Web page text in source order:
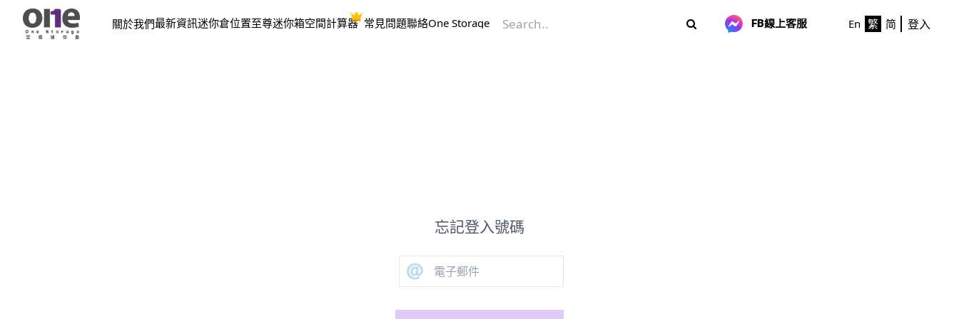
關於我們最新資訊迷你倉位置至尊迷你箱空間計算器 常見問題聯絡One Storage FB線上客服 En 繁 简 登入
忘記登入號碼